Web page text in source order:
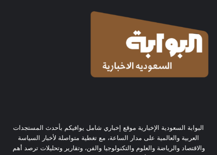
البوابة السعودية الإخبارية موقع إخباري شامل يوافيكم بأحدث المستجدات
العربية والعالمية على مدار الساعة، مع تغطية متواصلة لأخبار السياسة
والاقتصاد والرياضة والعلوم والتكنولوجيا والفن، وتقارير وتحليلات ترصد أهم